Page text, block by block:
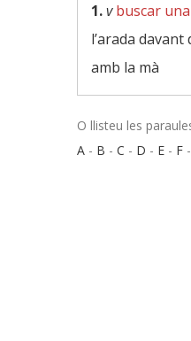
1.v buscar
l’arada davant
amb la mà
O llisteu les
A - B - C - D - E - F -